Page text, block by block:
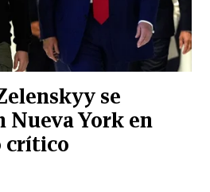
se
Nueva York en
crítico